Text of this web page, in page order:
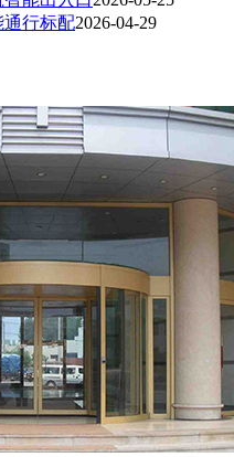
通行标配2026-04-29